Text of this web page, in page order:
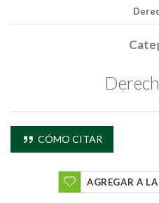
CÓMO CITAR
AGREGAR A